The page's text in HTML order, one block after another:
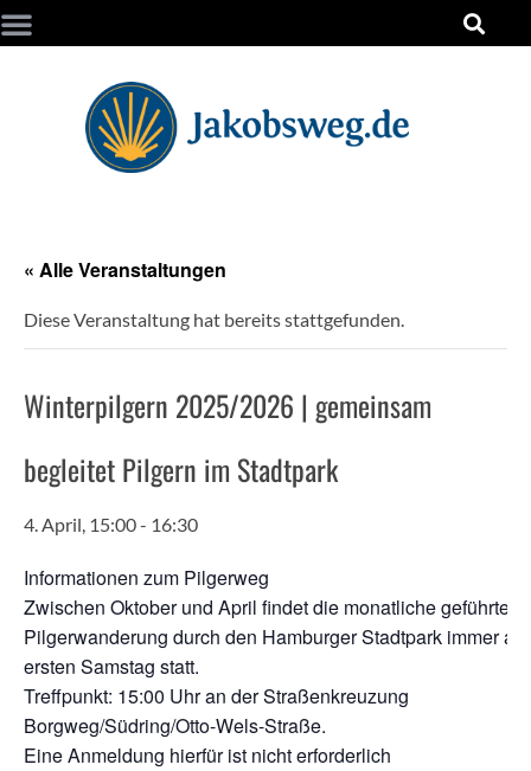
« Alle Veranstaltungen
Diese Veranstaltung hat bereits stattgefunden.
Winterpilgern 2025/2026 | gemeinsam
begleitet Pilgern im Stadtpark
4. April, 15:00- 16:30
Informationen zum Pilgerweg
Zwischen Oktober und April findet die monatliche geführte
Pilgerwanderung durch den Hamburger Stadtpark immer
ersten Samstag statt.
Treffpunkt: 15:00 Uhr an der Straßenkreuzung
Borgweg/Südring/Otto-Wels-Straße.
Eine Anmeldung hierfür ist nicht erforderlich